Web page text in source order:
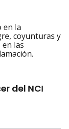
en la
coyunturas y
las
del NCI